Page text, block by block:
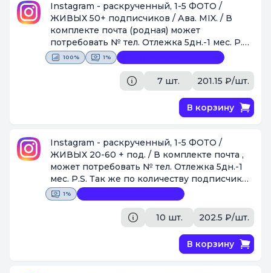
Instagram - раскрученный, 1-5 ФОТО /
ЖИВЫХ 50+ подписчиков / Ава. MIX. / В
комплекте почта (родная) может
потребовать № тел. Отлежка 5дн.-1 мес. P.S.
Так же по количеству подписчиков может
быть ,как + так и небольшой - .
[Поставщик #44]
100% 1%
7 шт. 201.15 ₽/шт.
В корзину
Instagram - раскрученный, 1-5 ФОТО /
ЖИВЫХ 20-60 + под. / В комплекте почта ,
может потребовать № тел. Отлежка 5дн.-1
мес. P.S. Так же по количеству подписчиков
может быть ,как + так и небольшой - .
[Поставщик #44]
1%
10 шт. 202.5 ₽/шт.
В корзину